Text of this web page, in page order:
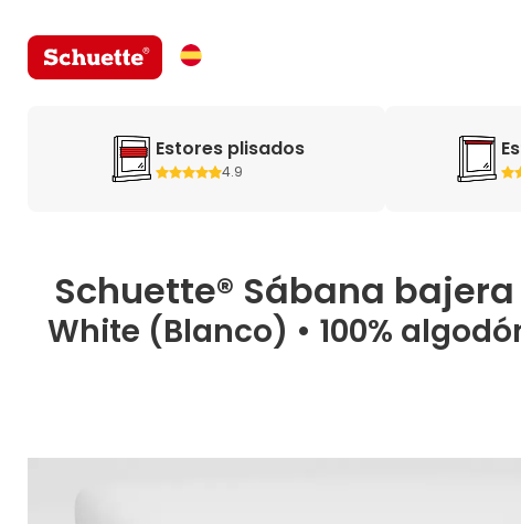
Estores plisados
4.9
Schuette® Sábana
White (Blanco) • 100%